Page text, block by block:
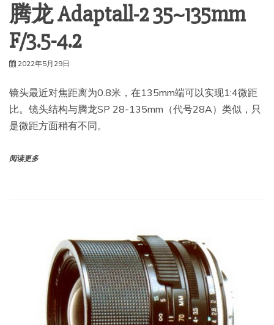
腾龙 Adaptall-2 35~135mm
F/3.5-4.2
2022年5月29日
镜头最近对焦距离为0.8米，在135mm端可以实现1:4微距
比。镜头结构与腾龙SP 28-135mm（代号28A）类似，只
是微距方面稍有不同。
阅读更多